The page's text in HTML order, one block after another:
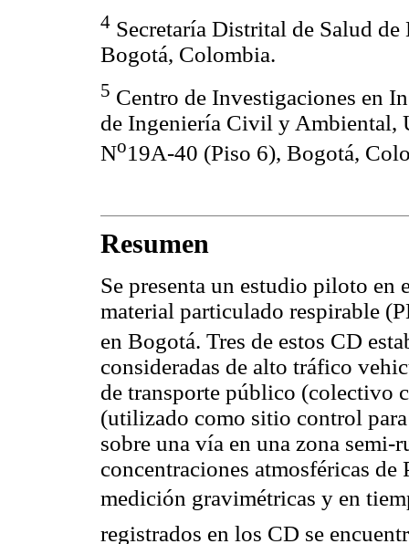
4 Secretaría Distrital de Salud
Bogotá, Colombia.
5 Centro de Investigaciones en
de Ingeniería Civil y Ambiental,
No19A-40 (Piso 6), Bogotá,
Resumen
Se presenta un estudio piloto en
material particulado respirable
en Bogotá. Tres de estos CD
consideradas de alto tráfico
de transporte público (colectivo
(utilizado como sitio control
sobre una vía en una zona
concentraciones atmosféricas de
medición gravimétricas y en
registrados en los CD se